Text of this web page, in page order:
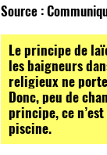
Source :
Le principe de
les baigneurs
religieux ne
Donc, peu de
principe, ce
piscine.